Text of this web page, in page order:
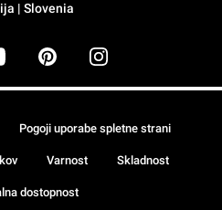
| Slovenia
Pogoji uporabe spletne strani
Varnost Skladnost
dostopnost